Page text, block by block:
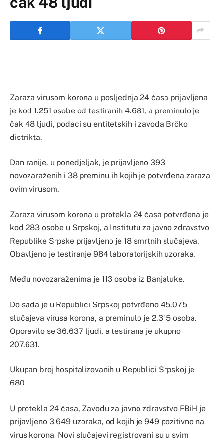
Zaraza virusom korona u posljednja 24 časa prijavljena
je kod 1.251 osobe od testiranih 4.681, a preminulo je
čak 48 ljudi, podaci su entitetskih i zavoda Brčko
distrikta.
Dan ranije, u ponedjeljak, je prijavljeno 393
novozaraženih i 38 preminulih kojih je potvrđena zaraza
ovim virusom.
Zaraza virusom korona u protekla 24 časa potvrđena je
kod 283 osobe u Srpskoj, a Institutu za javno zdravstvo
Republike Srpske prijavljeno je 18 smrtnih slučajeva.
Obavljeno je testiranje 984 laboratorijskih uzoraka.
Među novozaraženima je 113 osoba iz Banjaluke.
Do sada je u Republici Srpskoj potvrđeno 45.075
slučajeva virusa korona, a preminulo je 2.315 osoba.
Oporavilo se 36.637 ljudi, a testirana je ukupno
207.631.
Ukupan broj hospitalizovanih u Republici Srpskoj je
680.
U protekla 24 časa, Zavodu za javno zdravstvo FBiH je
prijavljeno 3.649 uzoraka, od kojih je 949 pozitivno na
virus korona. Novi slučajevi registrovani su u svim